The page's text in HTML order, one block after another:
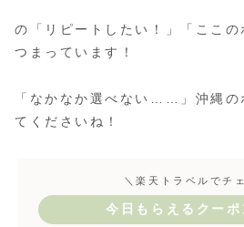
の「リピートしたい！」「ここ
つまっています！
「なかなか選べない……」沖縄の
てくださいね！
＼楽天トラベルでチ
今日もらえるクーポ